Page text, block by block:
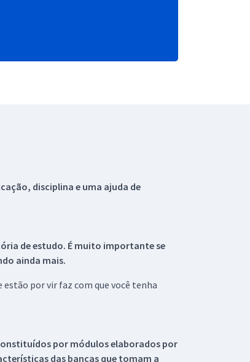
disciplina e uma ajuda de
de estudo. É muito importante se
ainda mais.
por vir faz com que você tenha
por módulos elaborados por
das bancas que tomam a